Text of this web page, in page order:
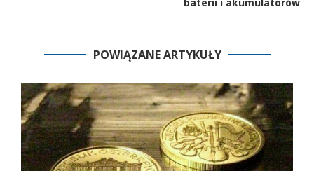
POWIĄZANE ARTYKUŁY